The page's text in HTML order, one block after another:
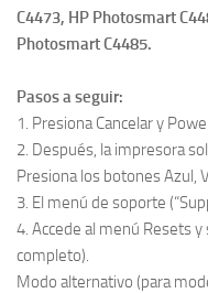
C4473, HP Photosmart
Photosmart C4485.
Pasos a seguir:
1. Presiona Cancelar y
2. Después, la impresora
Presiona los botones Azul,
3. El menú de soporte
4. Accede al menú Resets
completo).
Modo alternativo (para